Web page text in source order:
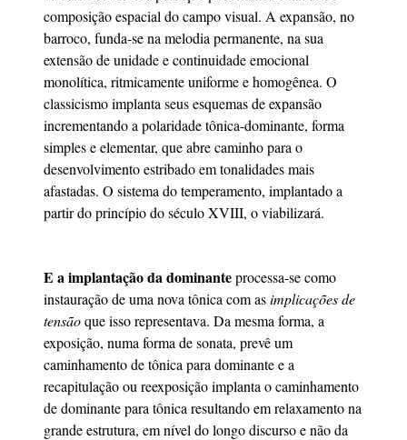
composição espacial do campo visual. A expansão, no
barroco, funda-se na melodia permanente, na sua
extensão de unidade e continuidade emocional
monolítica, ritmicamente uniforme e homogênea. O
classicismo implanta seus esquemas de expansão
incrementando a polaridade tônica-dominante, forma
simples e elementar, que abre caminho para o
desenvolvimento estribado em tonalidades mais
afastadas. O sistema do temperamento, implantado a
partir do princípio do século XVIII, o viabilizará.
E a implantação da dominanteprocessa-se como
instauração de uma nova tônica com asimplicações de
tensãoque isso representava. Da mesma forma, a
exposição, numa forma de sonata, prevê um
caminhamento de tônica para dominante e a
recapitulação ou reexposição implanta o caminhamento
de dominante para tônica resultando em relaxamento na
grande estrutura, em nível do longo discurso e não da